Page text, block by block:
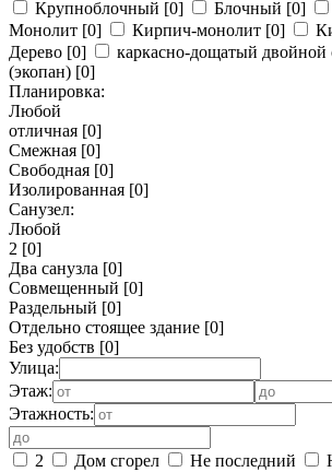
Крупноблочный [0] Блочный [0]
Монолит [0] Кирпич-монолит [0]
Дерево [0]
каркасно-дощатый двойной
(экопан) [0]
Планировка:
Любой
отличная [0]
Смежная [0]
Свободная [0]
Изолированная [0]
Санузел:
Любой
2 [0]
Два санузла [0]
Совмещенный [0]
Раздельный [0]
Отдельно стоящее здание [0]
Без удобств [0]
Улица:
Этаж:
Этажность:
2 Дом сгорел Не последний